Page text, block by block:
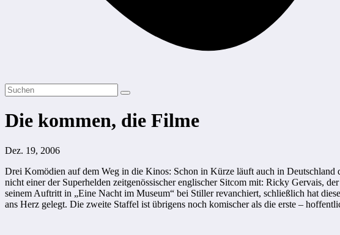
Die kommen, die Filme
Dez. 19, 2006
Drei Komödien auf dem Weg in die Kinos: Schon in Kürze läuft auch in
nicht einer der Superhelden zeitgenössischer englischer Sitcom mit: Ricky Gervais,
seinem Auftritt in „Eine Nacht im Museum“ bei Stiller revanchiert, schließlich hat
ans Herz gelegt. Die zweite Staffel ist übrigens noch komischer als die erste –